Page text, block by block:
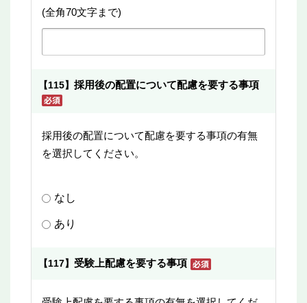
(全角70文字まで)
【115】 採用後の配置について配慮を要する事項
採用後の配置について配慮を要する事項の有無
を選択してください。
なし
あり
【117】 受験上配慮を要する事項